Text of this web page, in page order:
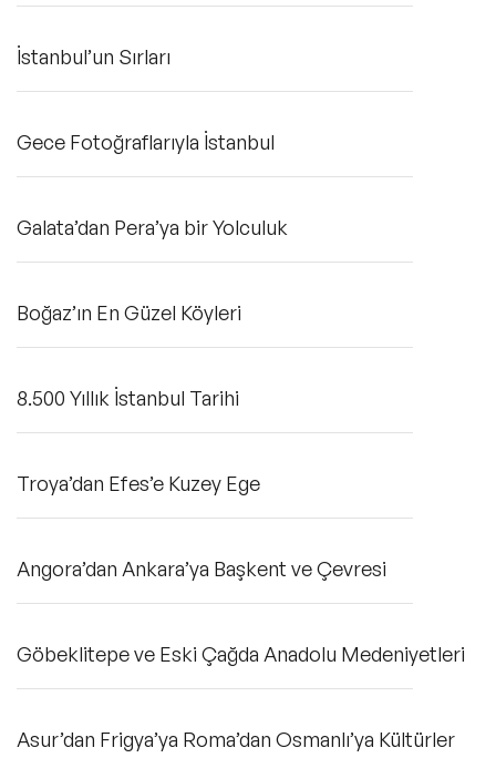
İstanbul’un Sırları
Gece Fotoğraflarıyla İstanbul
Galata’dan Pera’ya bir Yolculuk
Boğaz’ın En Güzel Köyleri
8.500 Yıllık İstanbul Tarihi
Troya’dan Efes’e Kuzey Ege
Angora’dan Ankara’ya Başkent ve Çevresi
Göbeklitepe ve Eski Çağda Anadolu Medeniyetleri
Asur’dan Frigya’ya Roma’dan Osmanlı’ya Kültürler